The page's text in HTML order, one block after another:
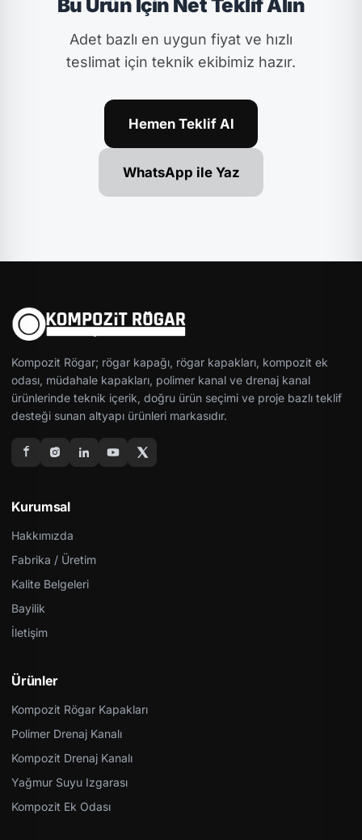
Bu Ürün İçin Net Teklif Alın
Adet bazlı en uygun fiyat ve hızlı
teslimat için teknik ekibimiz hazır.
Hemen Teklif Al
WhatsApp ile Yaz
Kompozit Rögar; rögar kapağı, rögar kapakları, kompozit ek
odası, müdahale kapakları, polimer kanal ve drenaj kanal
ürünlerinde teknik içerik, doğru ürün seçimi ve proje bazlı teklif
desteği sunan altyapı ürünleri markasıdır.
Kurumsal
Hakkımızda
Fabrika / Üretim
Kalite Belgeleri
Bayilik
İletişim
Ürünler
Kompozit Rögar Kapakları
Polimer Drenaj Kanalı
Kompozit Drenaj Kanalı
Yağmur Suyu Izgarası
Kompozit Ek Odası